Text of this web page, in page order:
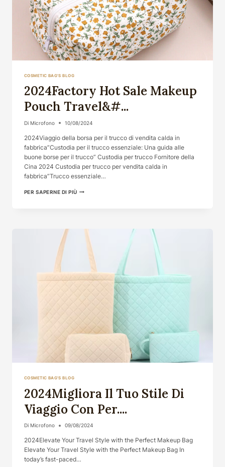
COSMETIC BAG'S BLOG
2024Factory Hot Sale Makeup
Pouch Travel&#...
Di Microfono 10/08/2024
2024Viaggio della borsa per il trucco di vendita calda in
fabbrica”Custodia per il trucco essenziale: Una guida alle
buone borse per il trucco” Custodia per trucco Fornitore della
Cina 2024 Custodia per trucco per vendita calda in
fabbrica”Trucco essenziale…
PER SAPERNE DI PIÙ2024VIAGGIO
TRUCCO
VENDITA
CALDA
COSMETIC BAG'S BLOG
2024Migliora Il Tuo Stile Di
Viaggio Con Per....
Di Microfono 09/08/2024
2024Elevate Your Travel Style with the Perfect Makeup Bag
Elevate Your Travel Style with the Perfect Makeup Bag In
today’s fast-paced…